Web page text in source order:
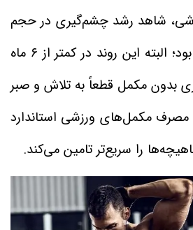
شاهد رشد چشم‌گیری در حجم
عضلات خود خواهید بود؛ البته این روند در کمتر از ۶ ماه
بدون مکمل قطعاً به تلاش و صبر
مصرف مکمل‌های ورزشی استاندارد
را سریع‌تر تامین می‌کند.